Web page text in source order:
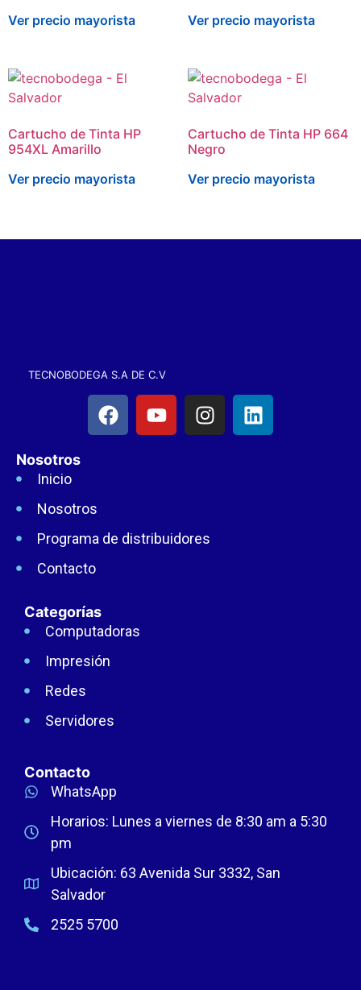
Ver precio mayorista
Ver precio mayorista
Cartucho de Tinta HP
954XL Amarillo
Ver precio mayorista
Cartucho de Tinta HP 664
Negro
Ver precio mayorista
TECNOBODEGA S.A DE C.V
Nosotros
Inicio
Nosotros
Programa de distribuidores
Contacto
Categorías
Computadoras
Impresión
Redes
Servidores
Contacto
WhatsApp
Horarios: Lunes a viernes de 8:30 am a 5:30
pm
Ubicación: 63 Avenida Sur 3332, San
Salvador
2525 5700